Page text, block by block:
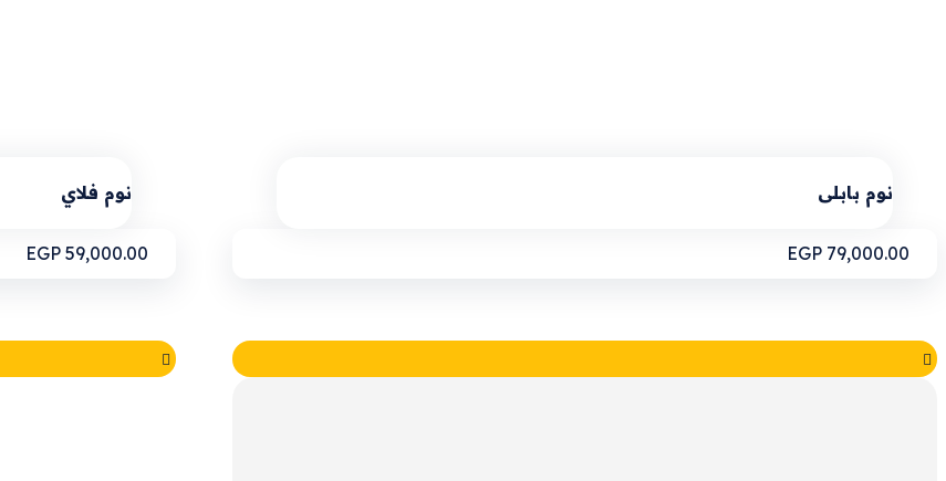
نوم بابلى
EGP 79,000.00
نوم فلاي
EGP 59,000.00